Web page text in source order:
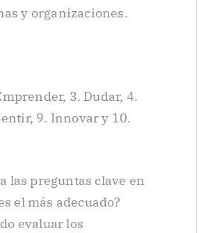
y organizaciones.
3. Dudar, 4.
9. Innovar y 10.
las preguntas clave en
el más adecuado?
evaluar los